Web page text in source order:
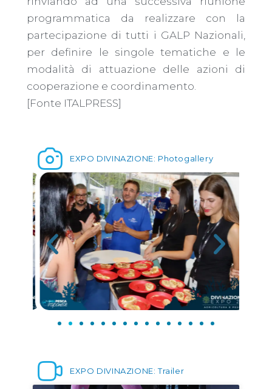
programmatica da realizzare con la
partecipazione di tutti i GALP Nazionali,
per definire le singole tematiche e le
modalità di attuazione delle azioni di
cooperazione e coordinamento.
[Fonte ITALPRESS]
EXPO DIVINAZIONE: Photogallery
EXPO DIVINAZIONE: Trailer